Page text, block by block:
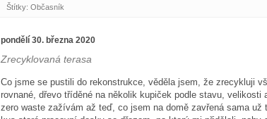
Štítky: Občasník
pondělí 30. března 2020
Zrecyklovaná terasa
Co jsme se pustili do rekonstrukce, věděla jsem, že zrecykluji
rovnané, dřevo tříděné na několik kupiček podle stavu,
zero waste zažívám až teď, co jsem na domě zavřená sama už